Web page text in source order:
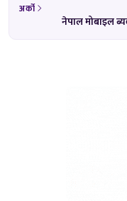
अर्को
नेपाल मोबाइल